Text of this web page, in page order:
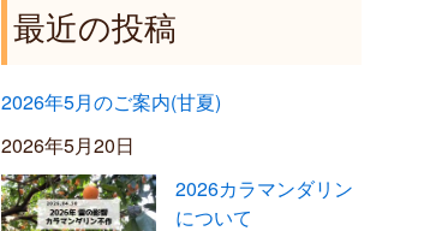
最近の投稿
2026年5月のご案内(甘夏)
2026年5月20日
2026カラマンダリン
について